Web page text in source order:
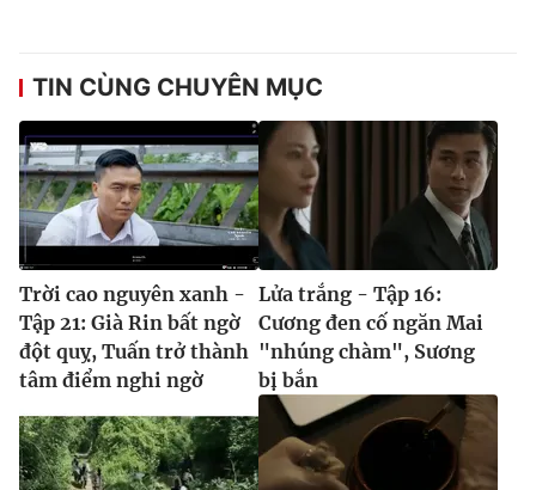
TIN CÙNG CHUYÊN MỤC
Trời cao nguyên xanh -
Tập 21: Già Rin bất ngờ
đột quỵ, Tuấn trở thành
tâm điểm nghi ngờ
Lửa trắng - Tập 16:
Cương đen cố ngăn Mai
"nhúng chàm", Sương
bị bắn